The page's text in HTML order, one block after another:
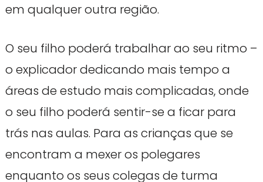
em qualquer outra região.
O seu filho poderá trabalhar ao seu ritmo –
o explicador dedicando mais tempo a
áreas de estudo mais complicadas, onde
o seu filho poderá sentir-se a ficar para
trás nas aulas. Para as crianças que se
encontram a mexer os polegares
enquanto os seus colegas de turma